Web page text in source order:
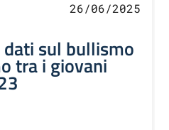
26/06/2025
dati sul bullismo
tra i giovani